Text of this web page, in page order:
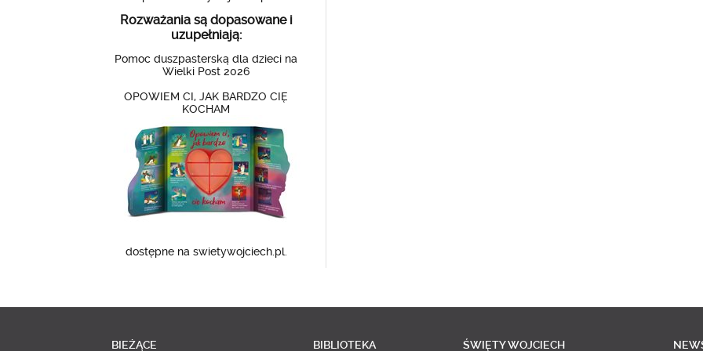
Rozważania są dopasowane i
uzupełniają:
Pomoc duszpasterską dla dzieci na
Wielki Post 2026
OPOWIEM CI, JAK BARDZO CIĘ
KOCHAM
dostępne na swietywojciech.pl.
BIEŻĄCE BIBLIOTEKA ŚWIĘTY WOJCIECH